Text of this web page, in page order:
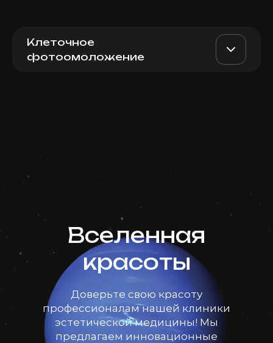
Клеточное
фотoомоложение
Вселенная
красоты
Доверьте свою красоту
профессионалам нашей клиники
эстетической медицины! Мы
предлагаем инновационные